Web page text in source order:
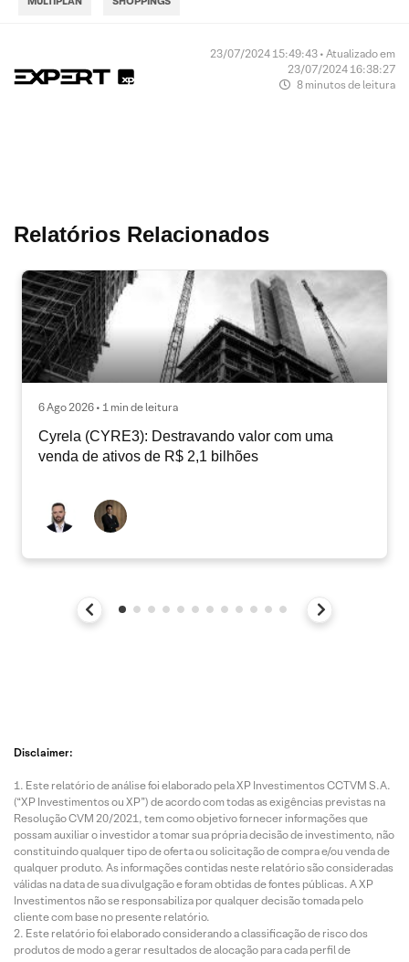
23/07/2024 15:49:43 • Atualizado em
23/07/2024 16:38:27
8 minutos de leitura
Relatórios Relacionados
6 Ago 2026 • 1 min de leitura
Cyrela (CYRE3): Destravando valor com uma
venda de ativos de R$ 2,1 bilhões
Disclaimer:
Este relatório de análise foi elaborado pela XP Investimentos CCTVM S.A.
(“XP Investimentos ou XP”) de acordo com todas as exigências previstas na
Resolução CVM 20/2021, tem como objetivo fornecer informações que
possam auxiliar o investidor a tomar sua própria decisão de investimento, não
constituindo qualquer tipo de oferta ou solicitação de compra e/ou venda de
qualquer produto. As informações contidas neste relatório são consideradas
válidas na data de sua divulgação e foram obtidas de fontes públicas. A XP
Investimentos não se responsabiliza por qualquer decisão tomada pelo
cliente com base no presente relatório.
Este relatório foi elaborado considerando a classificação de risco dos
produtos de modo a gerar resultados de alocação para cada perfil de